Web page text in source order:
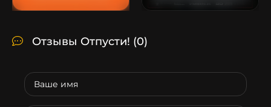
Отзывы Отпусти! (0)